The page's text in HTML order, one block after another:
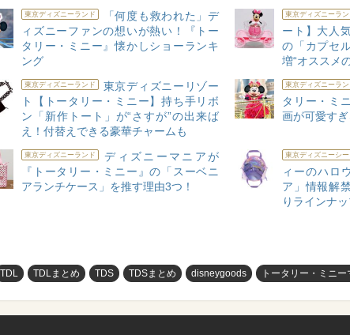
東京ディズニーランド
「何度も救われた」デ
ィズニーファンの想いが熱い！『トー
タリー・ミニー』懐かしショーランキ
ング
東京ディズニーラン
ート】大人
の「カプセ
増“オススメ
東京ディズニーランド
東京ディズニーリゾー
ト【トータリー・ミニー】持ち手リボ
ン「新作トート」が“さすが”の出来ば
え！付替えできる豪華チャームも
東京ディズニーラン
タリー・ミ
画が可愛すぎ
東京ディズニーランド
ディズニーマニアが
『トータリー・ミニー』の「スーベニ
アランチケース」を推す理由3つ！
東京ディズニーシー
ィーのハロ
ア」情報解
りラインナッ
TDL TDLまとめ TDS TDSまとめ disneygoods トータリー・ミニー